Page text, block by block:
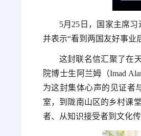
5月25日，国家主席
并表示“看到两国友好事业
这封联名信汇聚了在
院博士生阿兰姆（Imad
为这封集体心声的见证者
室，到陇南山区的乡村课
者、从知识接受者到文化